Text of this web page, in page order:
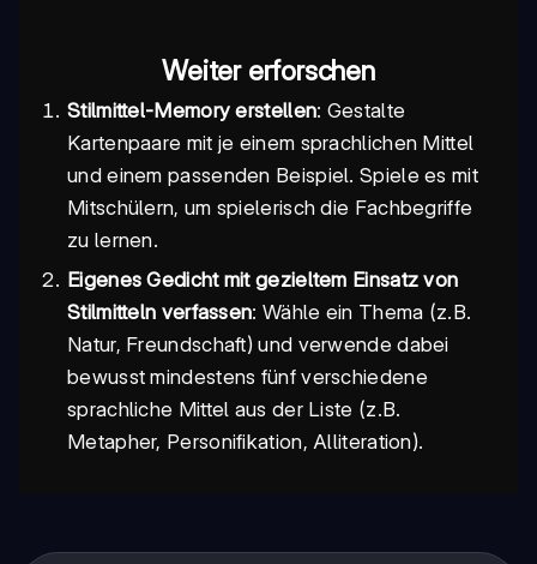
Weiter erforschen
Stilmittel-Memory erstellen: Gestalte
Kartenpaare mit je einem sprachlichen Mittel
und einem passenden Beispiel. Spiele es mit
Mitschülern, um spielerisch die Fachbegriffe
zu lernen.
Eigenes Gedicht mit gezieltem Einsatz von
Stilmitteln verfassen: Wähle ein Thema (z.B.
Natur, Freundschaft) und verwende dabei
bewusst mindestens fünf verschiedene
sprachliche Mittel aus der Liste (z.B.
Metapher, Personifikation, Alliteration).